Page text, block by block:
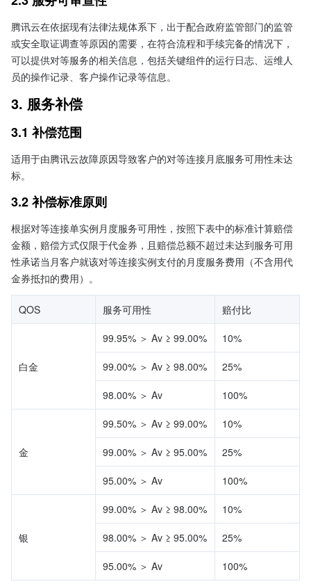
腾讯云在依据现有法律法规体系下，出于配合政府监管部门的监管
或安全取证调查等原因的需要，在符合流程和手续完备的情况下，
可以提供对等服务的相关信息，包括关键组件的运行日志、运维人
员的操作记录、客户操作记录等信息。
3. 服务补偿
3.1 补偿范围
适用于由腾讯云故障原因导致客户的对等连接月底服务可用性未达
标。
3.2 补偿标准原则
根据对等连接单实例月度服务可用性，按照下表中的标准计算赔偿
金额，赔偿方式仅限于代金券，且赔偿总额不超过未达到服务可用
性承诺当月客户就该对等连接实例支付的月度服务费用（不含用代
金券抵扣的费用）。
QOS 服务可用性 赔付比
白金
99.95% ＞ Av ≥ 99.00% 10%
99.00% ＞ Av ≥ 98.00% 25%
98.00% ＞ Av 100%
金
99.50% ＞ Av ≥ 99.00% 10%
99.00% ＞ Av ≥ 95.00% 25%
95.00% ＞ Av 100%
银
99.00% ＞ Av ≥ 98.00% 10%
98.00% ＞ Av ≥ 95.00% 25%
95.00% ＞ Av 100%